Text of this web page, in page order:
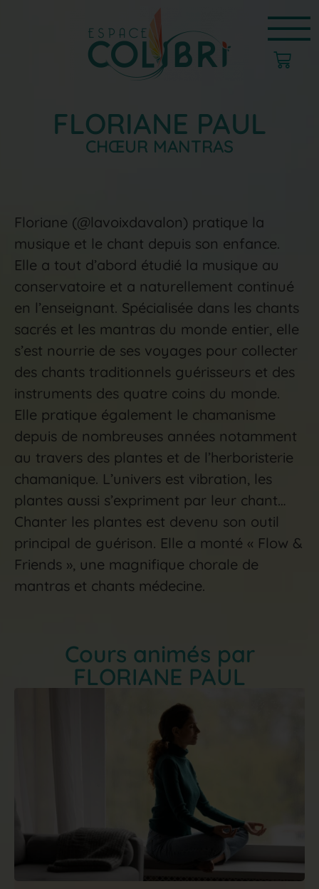
FLORIANE PAUL
CHŒUR MANTRAS
Floriane (@lavoixdavalon) pratique la
musique et le chant depuis son enfance.
Elle a tout d’abord étudié la musique au
conservatoire et a naturellement continué
en l’enseignant. Spécialisée dans les chants
sacrés et les mantras du monde entier, elle
s’est nourrie de ses voyages pour collecter
des chants traditionnels guérisseurs et des
instruments des quatre coins du monde.
Elle pratique également le chamanisme
depuis de nombreuses années notamment
au travers des plantes et de l’herboristerie
chamanique. L’univers est vibration, les
plantes aussi s’expriment par leur chant…
Chanter les plantes est devenu son outil
principal de guérison. Elle a monté « Flow &
Friends », une magnifique chorale de
mantras et chants médecine.
Cours animés par
FLORIANE PAUL